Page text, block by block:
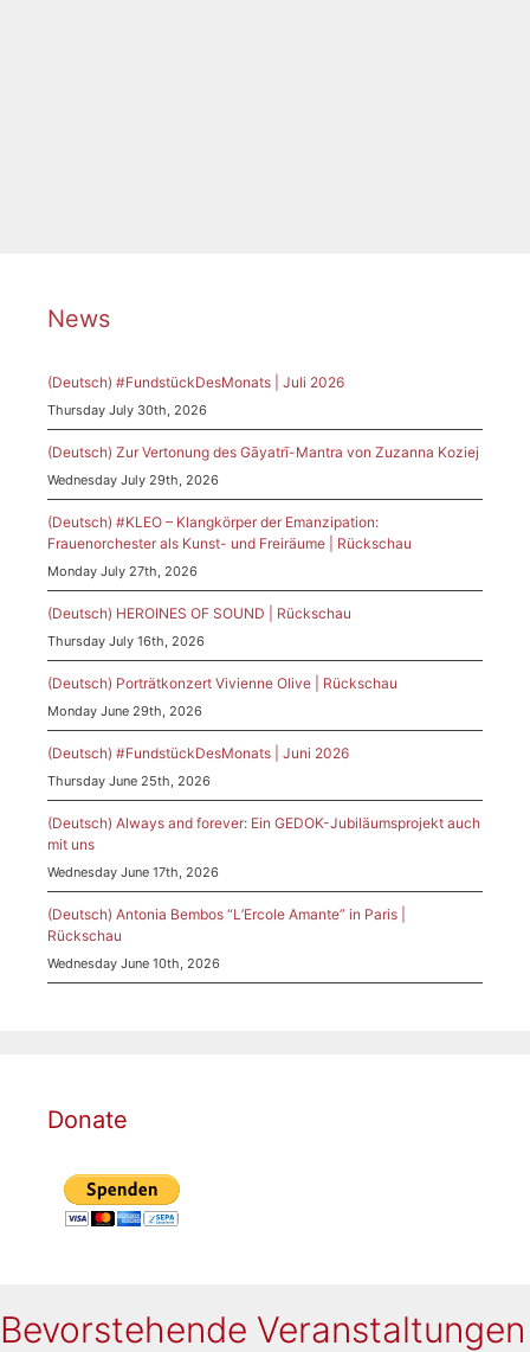
News
(Deutsch) #FundstückDesMonats | Juli 2026
Thursday July 30th, 2026
(Deutsch) Zur Vertonung des Gāyatrī-Mantra von Zuzanna Koziej
Wednesday July 29th, 2026
(Deutsch) #KLEO – Klangkörper der Emanzipation:
Frauenorchester als Kunst- und Freiräume | Rückschau
Monday July 27th, 2026
(Deutsch) HEROINES OF SOUND | Rückschau
Thursday July 16th, 2026
(Deutsch) Porträtkonzert Vivienne Olive | Rückschau
Monday June 29th, 2026
(Deutsch) #FundstückDesMonats | Juni 2026
Thursday June 25th, 2026
(Deutsch) Always and forever: Ein GEDOK-Jubiläumsprojekt auch
mit uns
Wednesday June 17th, 2026
(Deutsch) Antonia Bembos “L’Ercole Amante” in Paris |
Rückschau
Wednesday June 10th, 2026
Donate
Bevorstehende Veranstaltungen